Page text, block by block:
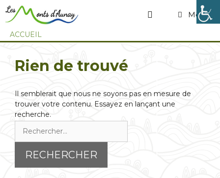
Menu
ACCUEIL
Rien de trouvé
Il semblerait que nous ne soyons pas en mesure de
trouver votre contenu. Essayez en lançant une
recherche.